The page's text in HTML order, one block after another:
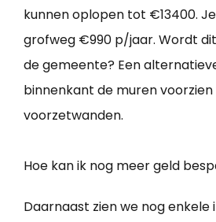
kunnen oplopen tot €13400.
grofweg €990 p/jaar. Wordt
de gemeente? Een
binnenkant de muren voorzien
voorzetwanden.
Hoe kan ik nog meer geld
Daarnaast zien we nog